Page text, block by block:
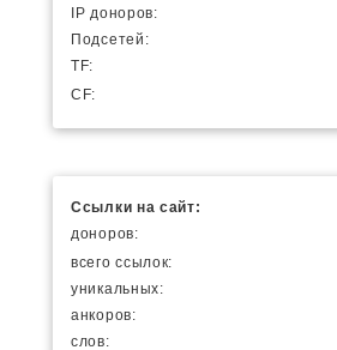
IP доноров:
Подсетей:
TF:
CF:
Ссылки на сайт:
доноров:
всего ссылок:
уникальных:
анкоров:
слов: